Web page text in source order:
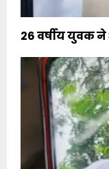
26 वर्षीय युवक